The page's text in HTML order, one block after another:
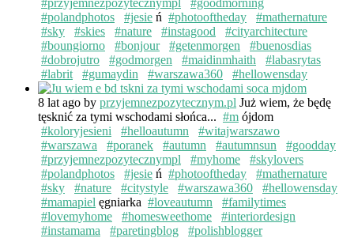
#polandphotos
#jesie ń #photooftheday
#mathernature
#sky
#skies #nature #instagood
#cityarchitecture
#boungiorno
#bonjour #getenmorgen
#buenosdias
#dobrojutro
#godmorgen #maidinmhaith
#labasrytas
#labrit
#gumaydin #warszawa360 #hellowensday
8 lat ago by przyjemnezpozytecznym.pl Już wiem, że będę
tęsknić za tymi wschodami słońca... #m ójdom
#koloryjesieni
#helloautumn
#witajwarszawo
#warszawa
#poranek #autumn #autumnsun
#goodday
#przyjemnezpozytecznympl
#myhome
#skylovers
#polandphotos
#jesie ń #photooftheday
#mathernature
#sky
#nature #citystyle #warszawa360
#hellowensday
#mamapiel ęgniarka #loveautumn
#familytimes
#lovemyhome
#homesweethome
#interiordesign
#instamama
#paretingblog #polishblogger